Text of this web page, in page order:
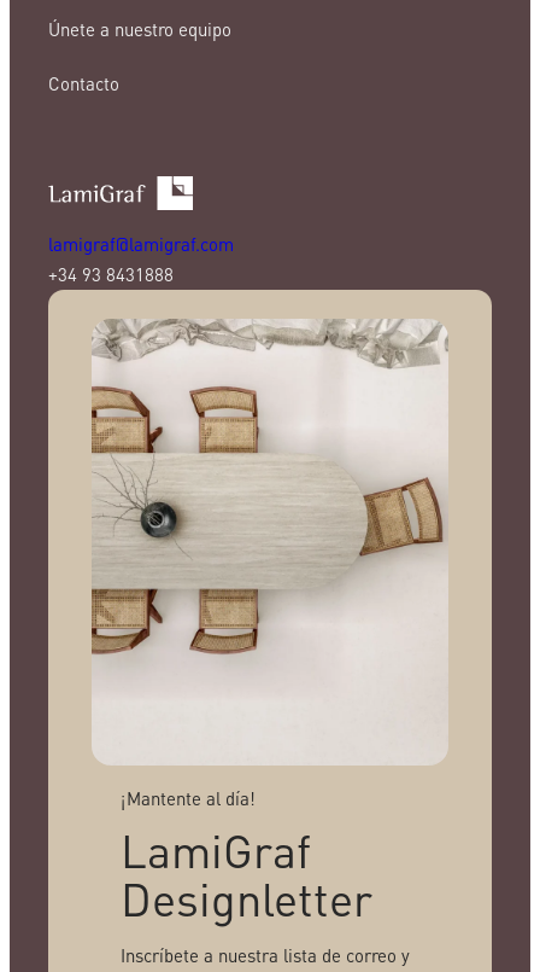
Únete a nuestro equipo
Contacto
lamigraf@lamigraf.com
+34 93 8431888
¡Mantente al día!
LamiGraf
Designletter
Inscríbete a nuestra lista de correo y